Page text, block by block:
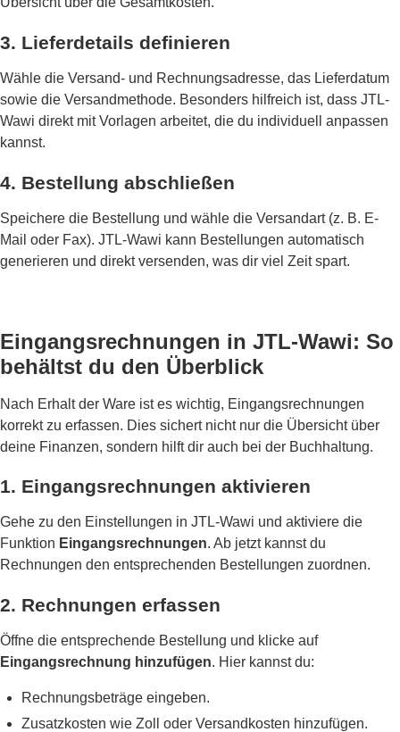
3. Lieferdetails definieren
Wähle die Versand- und Rechnungsadresse, das Lieferdatum
sowie die Versandmethode. Besonders hilfreich ist, dass JTL-
Wawi direkt mit Vorlagen arbeitet, die du individuell anpassen
kannst.
4. Bestellung abschließen
Speichere die Bestellung und wähle die Versandart (z. B. E-
Mail oder Fax). JTL-Wawi kann Bestellungen automatisch
generieren und direkt versenden, was dir viel Zeit spart.
Eingangsrechnungen in JTL-Wawi: So
behältst du den Überblick
Nach Erhalt der Ware ist es wichtig, Eingangsrechnungen
korrekt zu erfassen. Dies sichert nicht nur die Übersicht über
deine Finanzen, sondern hilft dir auch bei der Buchhaltung.
1. Eingangsrechnungen aktivieren
Gehe zu den Einstellungen in JTL-Wawi und aktiviere die
Funktion Eingangsrechnungen. Ab jetzt kannst du
Rechnungen den entsprechenden Bestellungen zuordnen.
2. Rechnungen erfassen
Öffne die entsprechende Bestellung und klicke auf
Eingangsrechnung hinzufügen. Hier kannst du:
Rechnungsbeträge eingeben.
Zusatzkosten wie Zoll oder Versandkosten hinzufügen.